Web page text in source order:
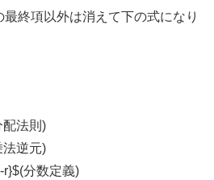
終項以外は消えて下の式になり
配法則)
法逆元)
r}$(分数定義)